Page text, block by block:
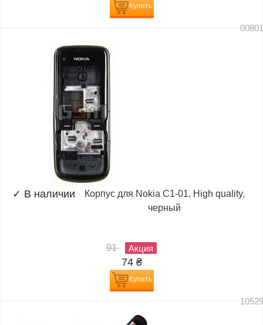
Купить
✓ В наличии
Корпус для Nokia C1-01, High quality,
черный
91 Акция
74 ₴
Купить